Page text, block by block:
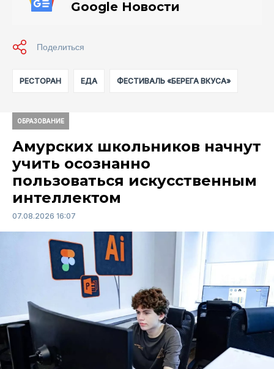
Google Новости
РЕСТОРАН ЕДА ФЕСТИВАЛЬ «БЕРЕГА ВКУСА»
ОБРАЗОВАНИЕ
Амурских школьников начнут
учить осознанно
пользоваться искусственным
интеллектом
07.08.2026 16:07